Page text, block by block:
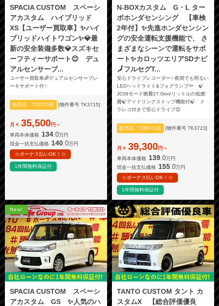
SPACIA CUSTOM スペーシ
アカスタム ハイブリッド
XS【ユーザー買取車】✨ハイ
ブリッドハイトワゴン✨💎最
新の安全装備多数💎スズキセ
ーフティーサポート😊 デュ
アルセンサーブ...
ユーザー買取車🌈デュアルセンサーブレ
ーキサポート付✨
販売店：TOKYO店 [物件番号 TK3715]
月々 35,500円～
車両本体価格 134 .0万円
現金一括支払価格 140.0万円
☆ボーナス払いOK！☆
1年間無料保証付
N-BOXカスタム G・L ター
ボホンダセンシング 【車検
2年付】✨先進ホンダセンシン
グの安全運転支援機能で、 さ
まざまなシーンで運転をサポ
ート✨カロッツエリアSDナビ
🗾フルセグT...
安心ドライブレコーダー✨夜間でも明るい
LEDヘッドライト&フォグランプ🔦 🍃
JC08モード燃費27.0km/リットルの低燃
費🍃アイドリングストップ機能付🍃 ド
ラレコ付きで安心ドライブ😊
販売店：TOKYO店 [物件番号 TK3723]
月々 39,300円～
車両本体価格 139 .0万円
現金一括支払価格 155.0万円
☆ボーナス払いOK！☆
1年間無料保証付
New!
SPACIA CUSTOM スペーシ
アカスタム GS ✨人気のハ
TANTO CUSTOM タント カ
スタムX 【総合評価優良